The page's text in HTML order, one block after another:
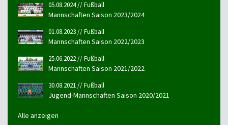
05.08.2024 // Fußball
Mannschaften Saison 2023/2024
01.08.2023 // Fußball
Mannschaften Saison 2022/2023
25.06.2022 // Fußball
Mannschaften Saison 2021/2022
30.08.2021 // Fußball
Jugend-Mannschaften Saison 2020/2021
Alle anzeigen